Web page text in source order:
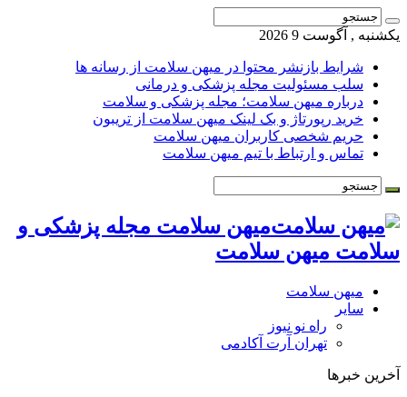
یکشنبه , آگوست 9 2026
شرایط بازنشر محتوا در میهن سلامت از رسانه ها
سلب مسئولیت مجله پزشکی و درمانی
درباره میهن سلامت؛ مجله پزشکی و سلامت
خرید رپورتاژ و بک لینک میهن سلامت از تریبون
حریم شخصی کاربران میهن سلامت
تماس و ارتباط با تیم میهن سلامت
میهن سلامت مجله پزشکی و
سلامت میهن سلامت
میهن سلامت
سایر
راه نو نیوز
تهران آرت آکادمی
آخرین خبرها